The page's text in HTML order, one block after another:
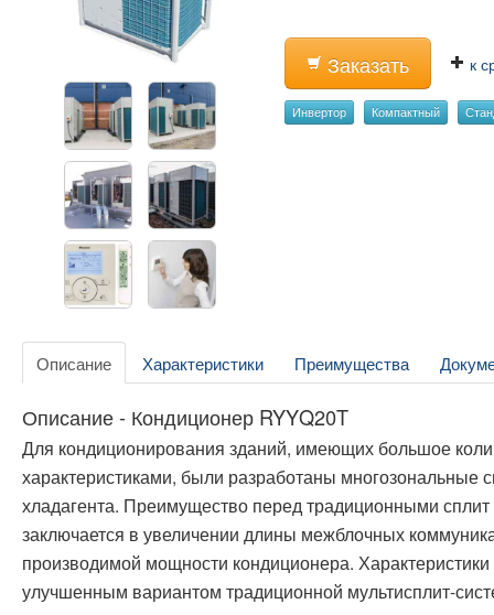
Заказать к
Инвертор Компактный
Описание Характеристики Преимущества
Описание - Кондиционер RYYQ20T
Для кондиционирования зданий, имеющих большое
характеристиками, были разработаны многозональные
хладагента. Преимущество перед традиционными сплит
заключается в увеличении длины межблочных
производимой мощности кондиционера.
улучшенным вариантом традиционной мультисплит-